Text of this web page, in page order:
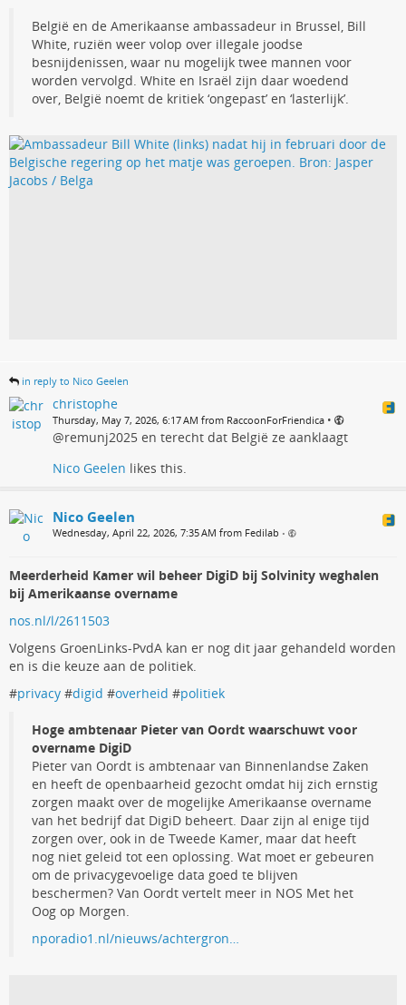
België en de Amerikaanse ambassadeur in Brussel, Bill
White, ruziën weer volop over illegale joodse
besnijdenissen, waar nu mogelijk twee mannen voor
worden vervolgd. White en Israël zijn daar woedend
over, België noemt de kritiek ‘ongepast’ en ‘lasterlijk’.
in reply to Nico Geelen
christophe
Thursday, May 7, 2026, 6:17 AM from RaccoonForFriendica •
@remunj2025 en terecht dat België ze aanklaagt
Nico Geelen likes this.
Nico Geelen
Wednesday, April 22, 2026, 7:35 AM from Fedilab •
Meerderheid Kamer wil beheer DigiD bij Solvinity weghalen
bij Amerikaanse overname
nos.nl/l/2611503
Volgens GroenLinks-PvdA kan er nog dit jaar gehandeld worden
en is die keuze aan de politiek.
#privacy #digid #overheid #politiek
Hoge ambtenaar Pieter van Oordt waarschuwt voor
overname DigiD
Pieter van Oordt is ambtenaar van Binnenlandse Zaken
en heeft de openbaarheid gezocht omdat hij zich ernstig
zorgen maakt over de mogelijke Amerikaanse overname
van het bedrijf dat DigiD beheert. Daar zijn al enige tijd
zorgen over, ook in de Tweede Kamer, maar dat heeft
nog niet geleid tot een oplossing. Wat moet er gebeuren
om de privacygevoelige data goed te blijven
beschermen? Van Oordt vertelt meer in NOS Met het
Oog op Morgen.
nporadio1.nl/nieuws/achtergron…